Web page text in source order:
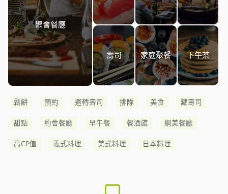
聚會餐廳
壽司 家庭聚餐 下午茶
鬆餅 預約 迴轉壽司 排隊 美食 藏壽司
甜點 約會餐廳 早午餐 餐酒館 網美餐廳
高CP值 義式料理 美式料理 日本料理